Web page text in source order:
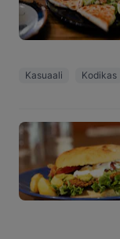
Kasuaali Kodikas